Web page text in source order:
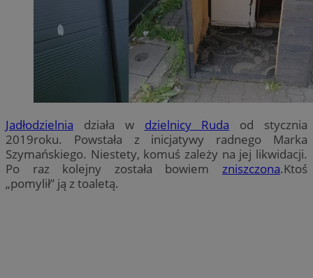
Jadłodzielnia działa w dzielnicy Ruda od stycznia
2019roku. Powstała z inicjatywy radnego Marka
Szymańskiego. Niestety, komuś zależy na jej likwidacji.
Po raz kolejny została bowiem zniszczona.Ktoś
„pomylił” ją z toaletą.